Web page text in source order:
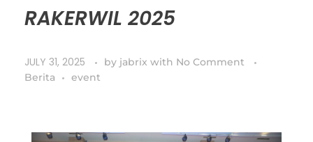
RAKERWIL 2025
JULY 31, 2025 by jabrix with No Comment
Berita
event